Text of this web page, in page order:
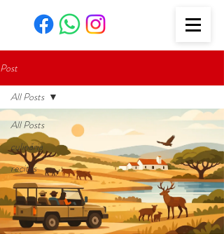
Post
All Posts
culinária
recitas
All Posts